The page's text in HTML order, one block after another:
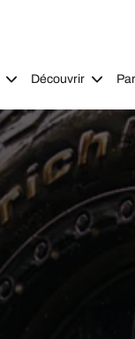
Découvrir